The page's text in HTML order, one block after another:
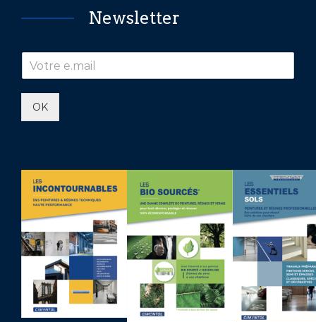
Newsletter
OK